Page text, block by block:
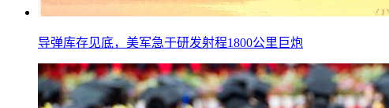
导弹库存见底，美军急于研发射程1800公里巨炮